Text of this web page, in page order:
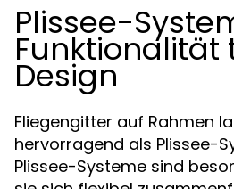
Plissee-
Funktionalität
Design
Fliegengitter auf Rahmen
hervorragend als Plissee-
Plissee-Systeme sind